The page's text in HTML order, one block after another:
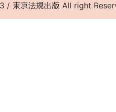
/ 東京法規出版 All right